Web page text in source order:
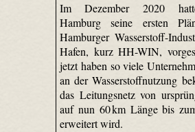
Im Dezember 2020
Hamburg seine ersten
Hamburger Wasserstoff-
Hafen, kurz HH-WIN,
jetzt haben so viele
an der Wasserstoffnutzung
das Leitungsnetz von
auf nun 60 km Länge bis
erweitert wird.